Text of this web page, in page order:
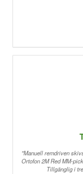
"Manuell remdriven
Ortofon 2M Red MM-
Tillgänglig i